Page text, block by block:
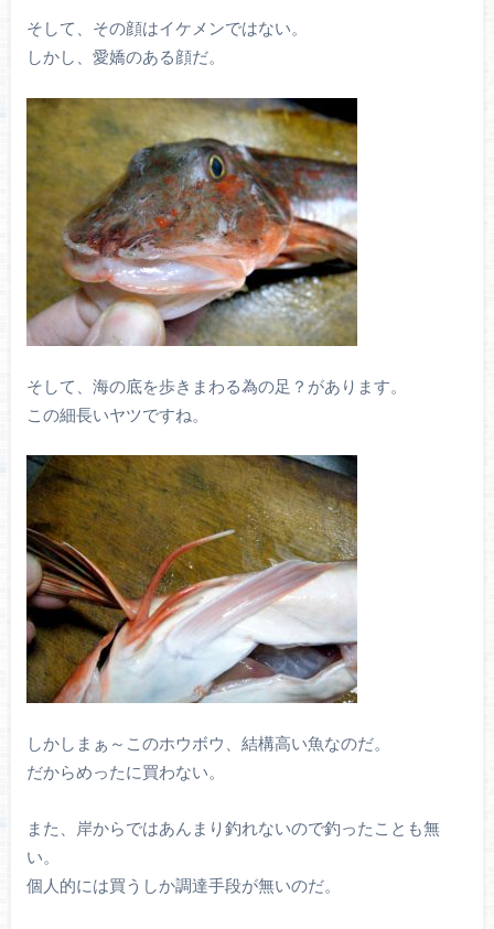
そして、その顔はイケメンではない。
しかし、愛嬌のある顔だ。
そして、海の底を歩きまわる為の足？があります。
この細長いヤツですね。
しかしまぁ～このホウボウ、結構高い魚なのだ。
だからめったに買わない。
また、岸からではあんまり釣れないので釣ったことも無
い。
個人的には買うしか調達手段が無いのだ。